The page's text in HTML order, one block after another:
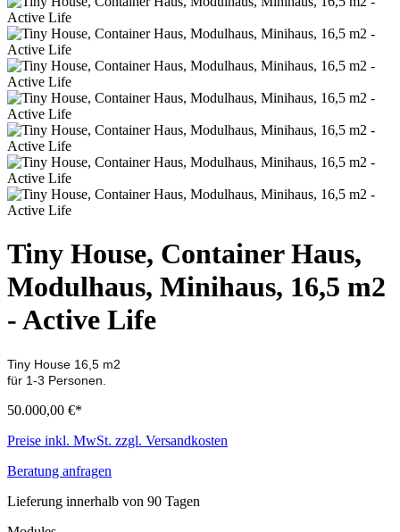
Tiny House, Container Haus,
Modulhaus, Minihaus, 16,5 m2
- Active Life
Tiny House 16,5 m2
für 1-3 Personen.
50.000,00 €*
Preise inkl. MwSt. zzgl. Versandkosten
Beratung anfragen
Lieferung innerhalb von 90 Tagen